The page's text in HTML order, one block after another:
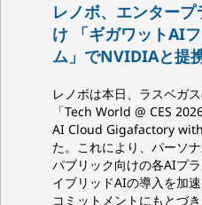
レノボ、エンター
け 「ギガワットAI
ム」でNVIDIAと提
レノボは本日、ラスベガ
「Tech World @ CES
AI Cloud Gigafactory
た。これにより、パーソ
パブリック向けの各AIプ
イブリッドAIの導入を加
コミットメントにもとづ